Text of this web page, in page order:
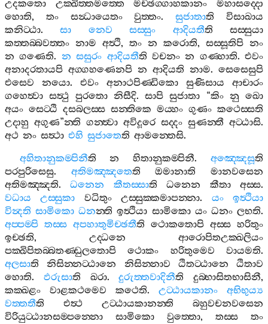
උදකතො
උක‍්ඛිත‍්තමත‍්තෙ මච‍්ඡග‍්ගාහකානං
මහාසද‍්දො
හොති, තං සන්‍ධායෙතං වුත‍්තං.සුජාතාති
විසාඛාය
කනිට‍්ඨා.සා නෙව සස‍්සුං ආදියතීති
සස‍්සුයා
කත‍්තබ‍්බවත‍්තං නාම අත්‍ථි, තං න කරොති, සස‍්සූතිපි නං
න ගණෙති. න සසුරං ආදියතීති වචනං න ගණ‍්හාති. එවං
අනාදරතායපි අග‍්ගහණෙනපි න ආදියති නාම. සෙසෙසුපි
එසෙව
නයො. එවං අනාථපිණ‍්ඩිකො සුණිසාය
ආචාරං
ගහෙත්‍වා සත්‍ථු පුරතො නිසීදි. සාපි සුජාතා “කිං නු ඛො
අයං සෙට‍්ඨි දසබලස‍්ස සන‍්තිකෙ මය‍්හං ගුණං කථෙස‍්සති
උදාහු අගුණ”න‍්ති ගන‍්ත්‍වා අවිදූරෙ සද‍්දං සුණන‍්තී අට‍්ඨාසි.
අථ නං සත්‍ථා එහි සුජාතෙති ආමන‍්තෙසි.
අහිතානුකම‍්පිනීති න හිතානුකම‍්පිනී.අඤ‍්ඤෙසූති
පරපුරිසෙසු. අතිමඤ‍්ඤතෙති ඔමානාති
මානවසෙන
අතිමඤ‍්ඤති.ධනෙන කීතස‍්සාති ධනෙන කීතා අස‍්ස.
වධාය
උස‍්සුකා වධිතුං උස‍්සුක‍්කමාපන‍්නා. යං
ඉත්‍ථියා
වින්‍දති සාමිකො ධනන‍්ති ඉත්‍ථියා සාමිකො යං ධනං ලභති.
අප‍්පම‍්පි තස‍්ස අපහාතුමිච‍්ඡතීති ථොකතොපි අස‍්ස හරිතුං
ඉච‍්ඡති, උද‍්ධනෙ
ආරොපිතඋක‍්ඛලියං
පක‍්ඛිපිතබ‍්බතණ‍්ඩුලතොපි
ථොකං හරිතුමෙව වායමති.
අලසාති නිසින‍්නට‍්ඨානෙ නිසින‍්නාව ඨිතට‍්ඨානෙ
ඨිතාව
හොති. ඵරුසාති ඛරා.දුරුත‍්තවාදිනීති දුබ‍්භාසිතභාසිනී,
කක‍්ඛළං
වාළකථමෙව කථෙති. උට‍්ඨායකානං
අභිභුය්‍ය
වත‍්තතීති එත්‍ථ උට‍්ඨායකානන‍්ති
බහුවචනවසෙන
විරියුට‍්ඨානසම‍්පන‍්නො
සාමිකො වුත‍්තො, තස‍්ස
තං